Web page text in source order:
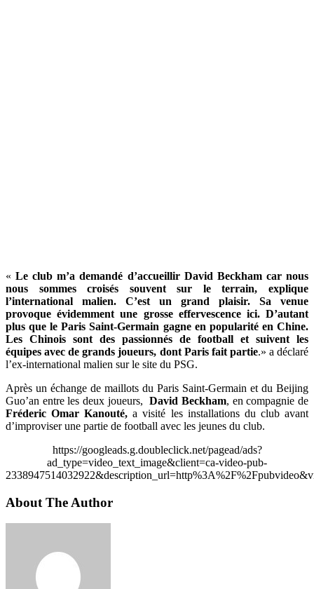
«Le club m’a demandé d’accueillir David Beckham car nous
nous sommes croisés souvent sur le terrain, explique
l’international malien. C’est un grand plaisir. Sa venue
provoque évidemment une grosse effervescence ici. D’autant
plus que le Paris Saint-Germain gagne en popularité en Chine.
Les Chinois sont des passionnés de football et suivent les
équipes avec de grands joueurs, dont Paris fait partie.» a déclaré
l’ex-international malien sur le site du PSG.
Après un échange de maillots du Paris Saint-Germain et du Beijing
Guo’an entre les deux joueurs,David Beckham, en compagnie de
Fréderic Omar Kanouté, a visité les installations du club avant
d’improviser une partie de football avec les jeunes du club.
https://googleads.g.doubleclick.net/pagead/ads?
ad_type=video_text_image&client=ca-video-pub-
About The Author